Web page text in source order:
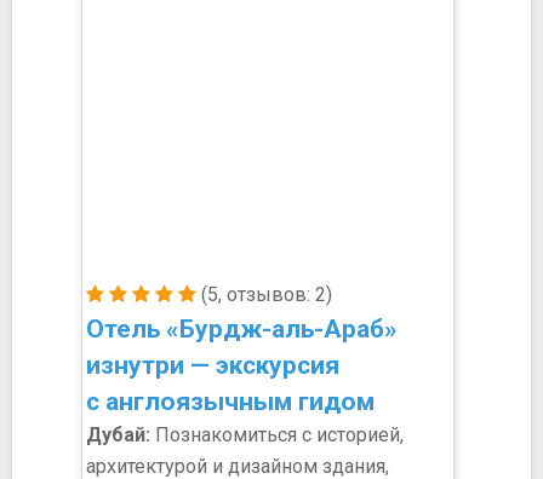
(5, отзывов: 2)
Отель «Бурдж-аль-Араб»
изнутри — экскурсия
с англоязычным гидом
Дубай: Познакомиться с историей,
архитектурой и дизайном здания,